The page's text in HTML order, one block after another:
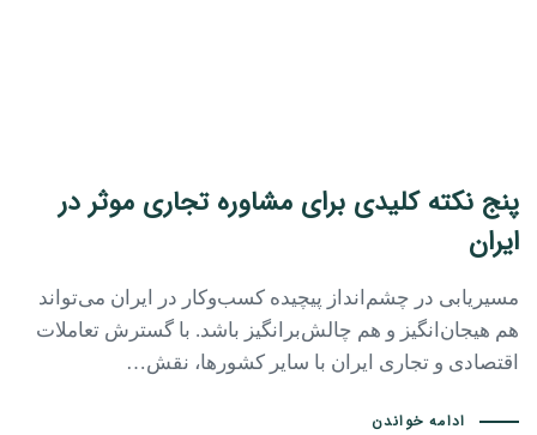
پنج نکته کلیدی برای مشاوره تجاری موثر در
ایران
مسیریابی در چشم‌انداز پیچیده کسب‌وکار در ایران می‌تواند
هم هیجان‌انگیز و هم چالش‌برانگیز باشد. با گسترش تعاملات
اقتصادی و تجاری ایران با سایر کشورها، نقش…
ادامه خواندن